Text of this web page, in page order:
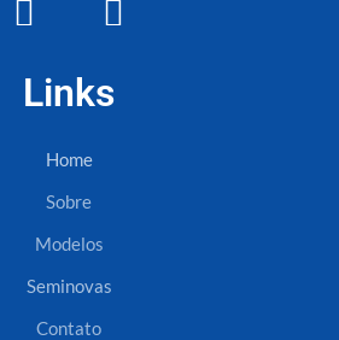
Links
Home
Sobre
Modelos
Seminovas
Contato